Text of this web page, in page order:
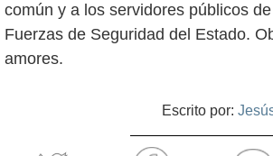
común y a los servidores públicos
Fuerzas de Seguridad del Estado.
amores.
Escrito por: